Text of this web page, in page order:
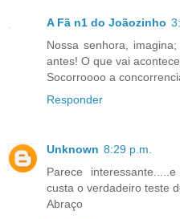
A Fã n1 do Joãozinho
Nossa senhora,
antes! O que vai
Socorroooo a
Responder
Unknown 8:29 p.m.
Parece
custa o verdadeiro teste
Abraço